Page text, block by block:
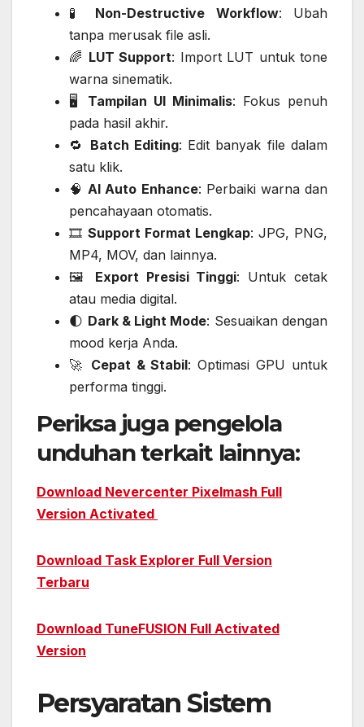
🧪 Non-Destructive Workflow: Ubah
tanpa merusak file asli.
🌈 LUT Support: Import LUT untuk tone
warna sinematik.
🖥️ Tampilan UI Minimalis: Fokus penuh
pada hasil akhir.
🔁 Batch Editing: Edit banyak file dalam
satu klik.
🧠 AI Auto Enhance: Perbaiki warna dan
pencahayaan otomatis.
🎞️ Support Format Lengkap: JPG, PNG,
MP4, MOV, dan lainnya.
🖼️ Export Presisi Tinggi: Untuk cetak
atau media digital.
🌓 Dark & Light Mode: Sesuaikan dengan
mood kerja Anda.
🚀 Cepat & Stabil: Optimasi GPU untuk
performa tinggi.
Periksa juga pengelola
unduhan terkait lainnya:
Download Nevercenter Pixelmash Full
Version Activated
Download Task Explorer Full Version
Terbaru
Download TuneFUSION Full Activated
Version
Persyaratan Sistem